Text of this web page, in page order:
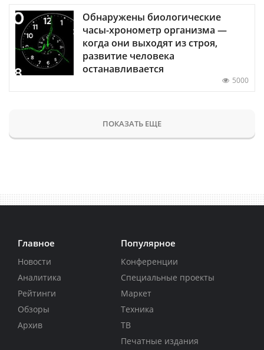
Обнаружены биологические
часы-хронометр организма —
когда они выходят из строя,
развитие человека
останавливается
5000
ПОКАЗАТЬ ЕЩЕ
Главное
Новости
Аналитика
Рейтинги
Обзоры
Архив
Популярное
Конференции
Специальные проекты
Маркет
Техника
ТВ
Печатные издания